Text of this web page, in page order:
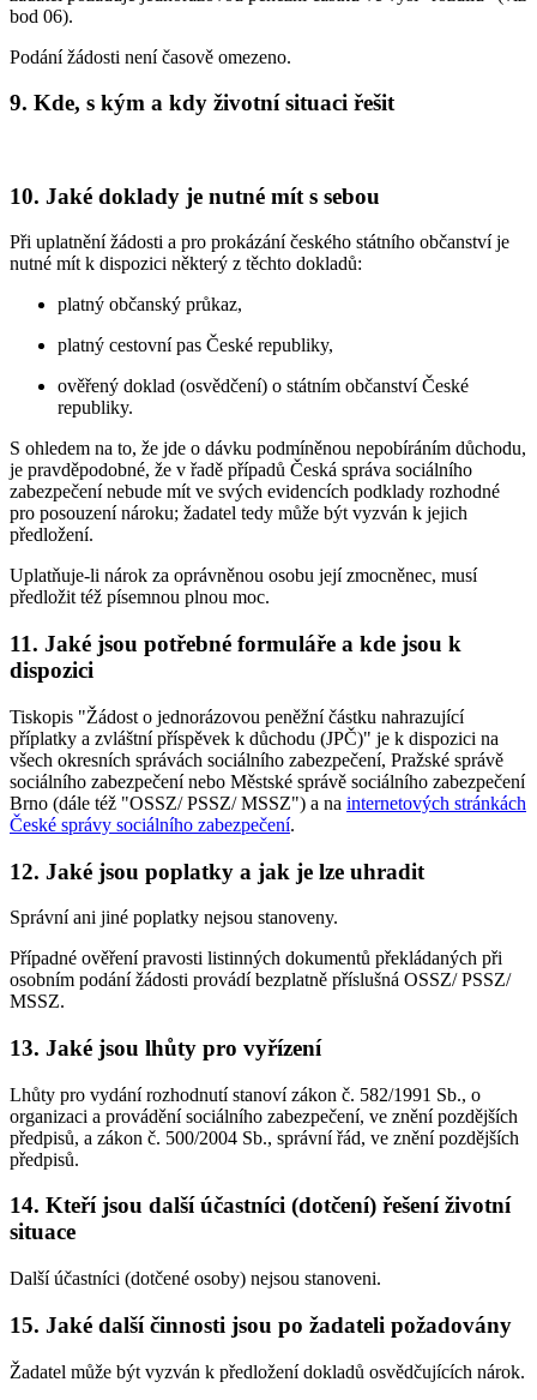
bod 06).
Podání žádosti není časově omezeno.
9. Kde, s kým a kdy životní situaci řešit
10. Jaké doklady je nutné mít s sebou
Při uplatnění žádosti a pro prokázání českého státního občanství je
nutné mít k dispozici některý z těchto dokladů:
platný občanský průkaz,
platný cestovní pas České republiky,
ověřený doklad (osvědčení) o státním občanství České
republiky.
S ohledem na to, že jde o dávku podmíněnou nepobíráním důchodu,
je pravděpodobné, že v řadě případů Česká správa sociálního
zabezpečení nebude mít ve svých evidencích podklady rozhodné
pro posouzení nároku; žadatel tedy může být vyzván k jejich
předložení.
Uplatňuje-li nárok za oprávněnou osobu její zmocněnec, musí
předložit též písemnou plnou moc.
11. Jaké jsou potřebné formuláře a kde jsou k
dispozici
Tiskopis "Žádost o jednorázovou peněžní částku nahrazující
příplatky a zvláštní příspěvek k důchodu (JPČ)" je k dispozici na
všech okresních správách sociálního zabezpečení, Pražské správě
sociálního zabezpečení nebo Městské správě sociálního zabezpečení
Brno (dále též "OSSZ/ PSSZ/ MSSZ") a na internetových stránkách
České správy sociálního zabezpečení.
12. Jaké jsou poplatky a jak je lze uhradit
Správní ani jiné poplatky nejsou stanoveny.
Případné ověření pravosti listinných dokumentů překládaných při
osobním podání žádosti provádí bezplatně příslušná OSSZ/ PSSZ/
MSSZ.
13. Jaké jsou lhůty pro vyřízení
Lhůty pro vydání rozhodnutí stanoví zákon č. 582/1991 Sb., o
organizaci a provádění sociálního zabezpečení, ve znění pozdějších
předpisů, a zákon č. 500/2004 Sb., správní řád, ve znění pozdějších
předpisů.
14. Kteří jsou další účastníci (dotčení) řešení životní
situace
Další účastníci (dotčené osoby) nejsou stanoveni.
15. Jaké další činnosti jsou po žadateli požadovány
Žadatel může být vyzván k předložení dokladů osvědčujících nárok.